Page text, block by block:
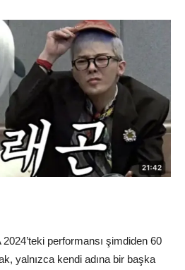
performansı şimdiden 60
yalnızca kendi adına bir başka